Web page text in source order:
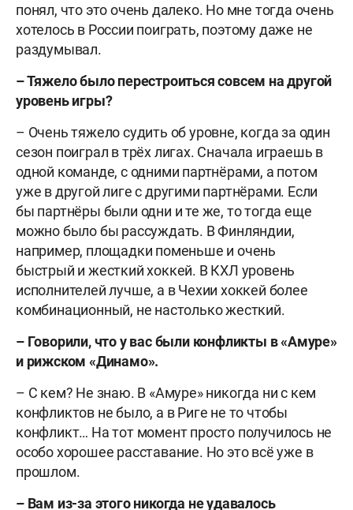
понял, что это очень далеко. Но мне тогда очень
хотелось в России поиграть, поэтому даже не
раздумывал.
– Тяжело было перестроиться совсем на другой
уровень игры?
– Очень тяжело судить об уровне, когда за один
сезон поиграл в трёх лигах. Сначала играешь в
одной команде, с одними партнёрами, а потом
уже в другой лиге с другими партнёрами. Если
бы партнёры были одни и те же, то тогда еще
можно было бы рассуждать. В Финляндии,
например, площадки поменьше и очень
быстрый и жесткий хоккей. В КХЛ уровень
исполнителей лучше, а в Чехии хоккей более
комбинационный, не настолько жесткий.
– Говорили, что у вас были конфликты в «Амуре»
и рижском «Динамо».
– С кем? Не знаю. В «Амуре» никогда ни с кем
конфликтов не было, а в Риге не то чтобы
конфликт… На тот момент просто получилось не
особо хорошее расставание. Но это всё уже в
прошлом.
– Вам из-за этого никогда не удавалось